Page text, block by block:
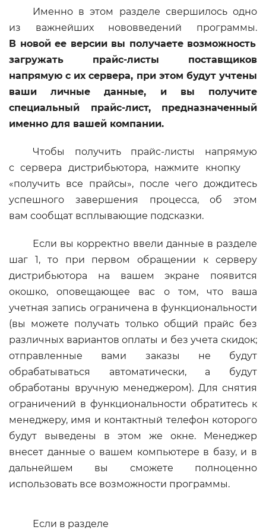
Именно в этом разделе свершилось одно
из важнейших нововведений программы.
В новой ее версии вы получаете возможность
загружать прайс-листы поставщиков
напрямую с их сервера, при этом будут учтены
ваши личные данные, и вы получите
специальный прайс-лист, предназначенный
именно для вашей компании.
Чтобы получить прайс-листы напрямую
с сервера дистрибьютора, нажмите кнопку
«получить все прайсы», после чего дождитесь
успешного завершения процесса, об этом
вам сообщат всплывающие подсказки.
Если вы корректно ввели данные в разделе
шаг 1, то при первом обращении к серверу
дистрибьютора на вашем экране появится
окошко, оповещающее вас о том, что ваша
учетная запись ограничена в функциональности
(вы можете получать только общий прайс без
различных вариантов оплаты и без учета скидок;
отправленные вами заказы не будут
обрабатываться автоматически, а будут
обработаны вручную менеджером). Для снятия
ограничений в функциональности обратитесь к
менеджеру, имя и контактный телефон которого
будут выведены в этом же окне. Менеджер
внесет данные о вашем компьютере в базу, и в
дальнейшем вы сможете полноценно
использовать все возможности программы.
Если в разделе